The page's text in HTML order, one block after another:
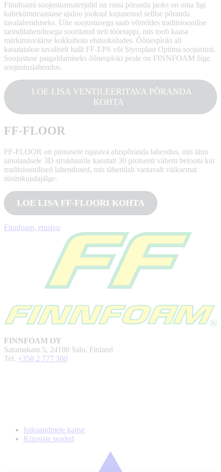
Finnfoami soojustusmaterjalid nn rossi põranda jaoks on oma ligi
kahekümneaastase ajaloo jooksul kujunenud sellise põranda
tavalahenduseks. Ühe soojustusega saab võrreldes traditsioonilise
tarindilahendusega sooritatud neli tööetappi, mis toob kaasa
märkimisväärse kokkuhoiu ehituskuludes. Õõnesploki all
kasutatakse tavaliselt halli FF-EPS või Styroplast Optima soojustust.
Soojustuse paigaldamiseks õõnesploki peale on FINNFOAM õige
soojustuslahendus.
LOE LISA VENTILEERITAVA PÕRANDA
KOHTA
FF-FLOOR
FF-FLOOR on pinnasele rajatava aluspõranda lahendus, mis tänu
ainulaadsele 3D struktuurile kasutab 30 protsenti vähem betooni kui
traditsioonilised lahendused, mis tähendab vastavalt väiksemat
süsinikujalajälge.
LOE LISA FF-FLOORI KOHTA
Finnfoam, etusivu
FINNFOAM OY
Satamakatu 5, 24100 Salo, Finland
Tel. +358 2 777 300
Isikuandmete kaitse
Küpsiste seaded